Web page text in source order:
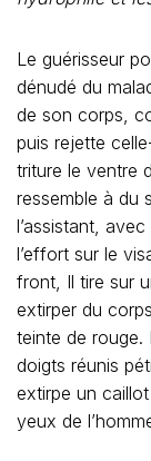
extirper du
doigts réunis
extirpe un
yeux de
Est-ce que les
corps ? Je ne le
tachant draps
Placido « opère
à la tête… sans
présent, est
sang. Aucune
corps bien sûr.
ressenti aucune